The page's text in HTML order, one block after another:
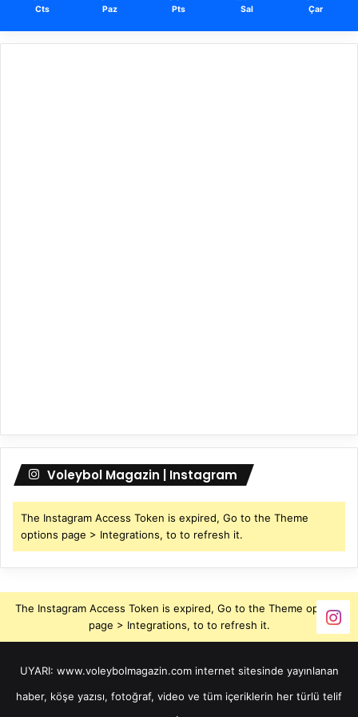
Cts Paz Pts Sal Çar
Voleybol Magazin | Instagram
The Instagram Access Token is expired, Go to the Theme
options page > Integrations, to to refresh it.
The Instagram Access Token is expired, Go to the Theme options
page > Integrations, to to refresh it.
UYARI: www.voleybolmagazin.com internet sitesinde yayınlanan
haber, köşe yazısı, fotoğraf, video ve tüm içeriklerin her türlü telif